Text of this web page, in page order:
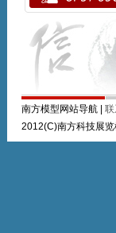
南方模型网站导航 | 联
2012(C)南方科技展